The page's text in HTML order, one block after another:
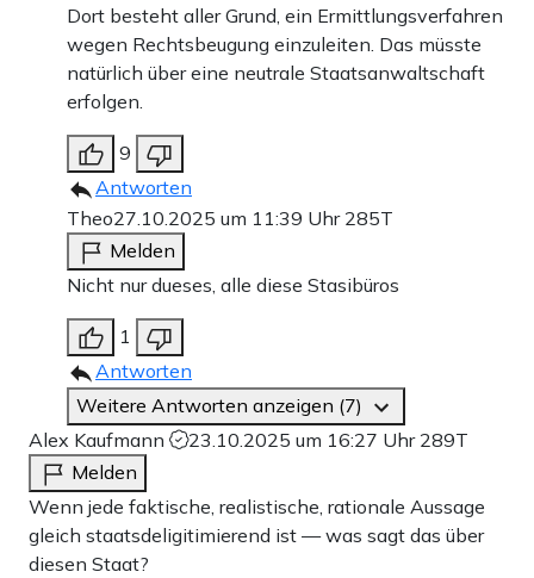
Dort besteht aller Grund, ein Ermittlungsverfahren
wegen Rechtsbeugung einzuleiten. Das müsste
natürlich über eine neutrale Staatsanwaltschaft
erfolgen.
9
Antworten
Theo27.10.2025 um 11:39 Uhr 285T
Melden
Nicht nur dueses, alle diese Stasibüros
1
Antworten
Weitere Antworten anzeigen (7)
Alex Kaufmann
23.10.2025 um 16:27 Uhr 289T
Melden
Wenn jede faktische, realistische, rationale Aussage
gleich staatsdeligitimierend ist — was sagt das über
diesen Staat?